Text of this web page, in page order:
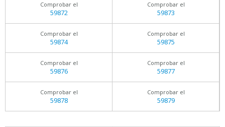
Comprobar el
59872
Comprobar el
59873
Comprobar el
59874
Comprobar el
59875
Comprobar el
59876
Comprobar el
59877
Comprobar el
59878
Comprobar el
59879